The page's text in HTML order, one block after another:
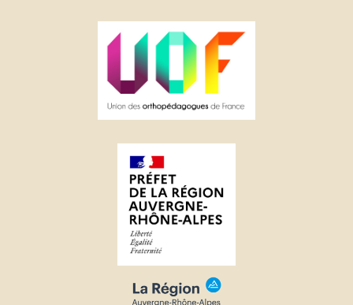
Ajouter à ma liste d'envies
Créer une nouvelle liste
Créer une liste d'envies
Nom de la liste d'envies
((modalTitle))
Connexion
Vous devez être connecté pour ajouter des produits
à votre liste d'envies.
Annuler